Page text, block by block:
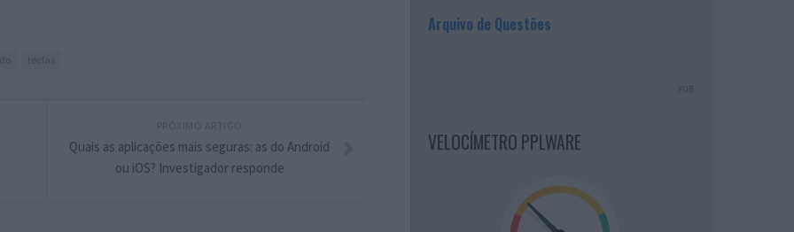
Quais as aplicações mais seguras: as do Android
ou iOS? Investigador responde
Arquivo de Questões
PUB
VELOCÍMETRO PPLWARE